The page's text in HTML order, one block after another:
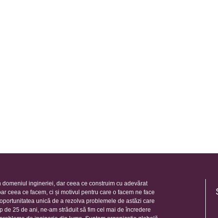
domeniul ingineriei, dar ceea ce construim cu adevărat
ceea ce facem, ci și motivul pentru care o facem ne face
unică de a rezolva problemele de astăzi care
de 25 de ani, ne-am străduit să fim cel mai de încredere